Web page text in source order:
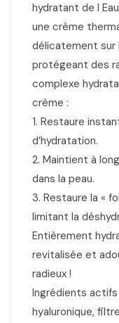
hydratant de l
une crème
délicatement sur
protégeant des
complexe
crème :
1. Restaure
d’hydratation.
2. Maintient à
dans la peau.
3. Restaure la «
limitant la
Entièrement
revitalisée et
radieux !
Ingrédients actifs
hyaluronique,